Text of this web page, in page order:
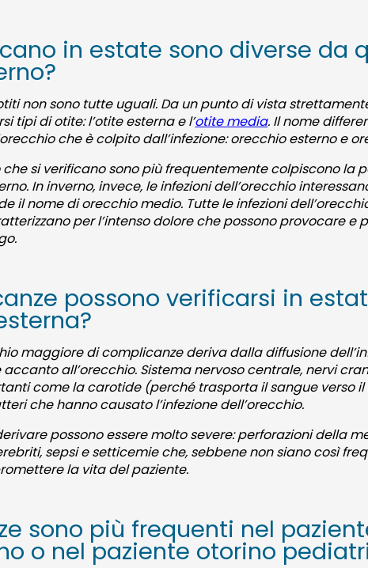
in estate sono diverse da
non sono tutte uguali. Da un punto di vista
tipi di otite: l’otite esterna e l’otite media. Il nome
che è colpito dall’infezione: orecchio esterno e
che si verificano sono più frequentemente colpiscono la
In inverno, invece, le infezioni dell’orecchio
il nome di orecchio medio. Tutte le infezioni
per l’intenso dolore che possono provocare e
possono verificarsi in
maggiore di complicanze deriva dalla diffusione
all’orecchio. Sistema nervoso centrale, nervi
come la carotide (perché trasporta il sangue verso
che hanno causato l’infezione dell’orecchio.
possono essere molto severe: perforazioni della
sepsi e setticemie che, sebbene non siano così
la vita del paziente.
sono più frequenti nel
o nel paziente otorino